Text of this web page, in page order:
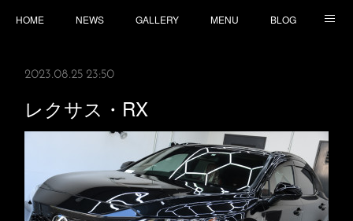
HOME NEWS GALLERY MENU BLOG
2023.08.25 23:50
レクサス・RX